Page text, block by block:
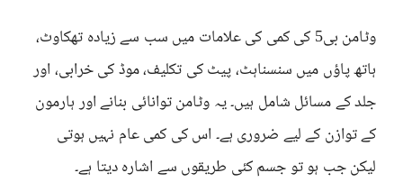
وٹامن بی5 کی کمی کی علامات میں سب سے زیادہ تھکاوٹ،
ہاتھ پاؤں میں سنسناہٹ، پیٹ کی تکلیف، موڈ کی خرابی، اور
جلد کے مسائل شامل ہیں۔ یہ وٹامن توانائی بنانے اور ہارمون
کے توازن کے لیے ضروری ہے۔ اس کی کمی عام نہیں ہوتی
لیکن جب ہو تو جسم کئی طریقوں سے اشارہ دیتا ہے۔